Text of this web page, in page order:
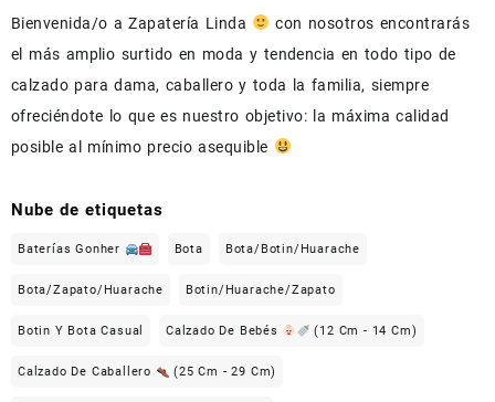
Bienvenida/o a Zapatería Linda
con nosotros encontrarás
el más amplio surtido en moda y tendencia en todo tipo de
calzado para dama, caballero y toda la familia, siempre
ofreciéndote lo que es nuestro objetivo: la máxima calidad
posible al mínimo precio asequible
Nube de etiquetas
Baterías Gonher Bota Bota/Botin/Huarache
Bota/Zapato/Huarache Botin/Huarache/Zapato
Botin Y Bota Casual Calzado De Bebés (12 Cm - 14 Cm)
Calzado De Caballero (25 Cm - 29 Cm)